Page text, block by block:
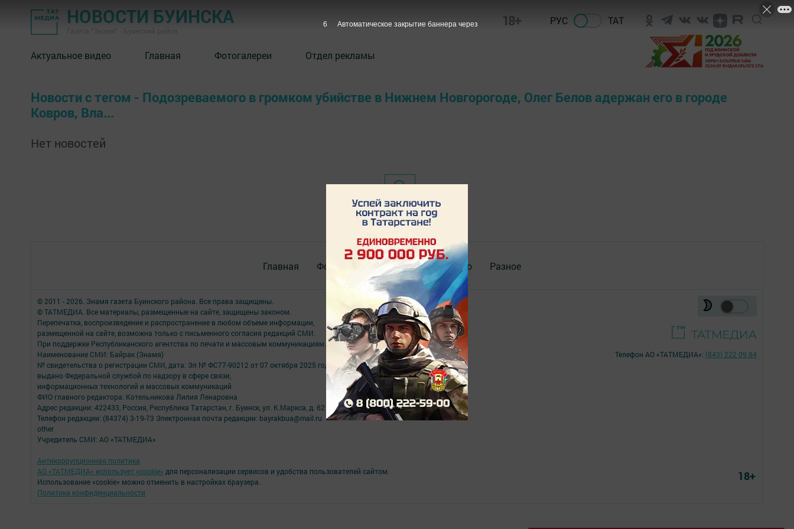
НОВОСТИ БУИНСКА 18+ РУС ТАТ
Актуальное видео Главная Фотогалереи Отдел рекламы
Новости с тегом - Подозреваемого в громком убийстве в Нижнем Новгорогоде, Олег Белов адержан его в городе
Ковров, Вла...
Нет новостей
Главная Фотогалереи Актуальное видео Разное
© 2011 - 2026. Знамя газета Буинского района. Все права защищены.
© ТАТМЕДИА. Все материалы, размещенные на сайте, защищены законом.
Перепечатка, воспроизведение и распространение в любом объеме информации,
размещенной на сайте, возможна только с письменного согласия редакций СМИ.
При поддержке Республиканского агентства по печати и массовым коммуникациям.
Наименование СМИ: Байрак (Знамя)
№ свидетельства о регистрации СМИ, дата: Эл № ФС77-90212 от 07 октября 2025 года
выдано Федеральной службой по надзору в сфере связи,
информационных технологий и массовых коммуникаций
ФИО главного редактора: Котельникова Лилия Ленаровна
Адрес редакции: 422433, Россия, Республика Татарстан, г. Буинск, ул. К.Маркса, д. 62
Телефон редакции: (84374) 3-19-73 Электронная почта редакции: bayrakbua@mail.ru
other
Учредитель СМИ: АО «ТАТМЕДИА»
Антикоррупционная политика
АО «ТАТМЕДИА» использует «cookie» для персонализации сервисов и удобства пользователей сайтом.
Использование «cookie» можно отменить в настройках браузера.
Политика конфиденциальности
Телефон АО «ТАТМЕДИА»: (843) 222 09 84
18+
6 Автоматическое закрытие баннера через